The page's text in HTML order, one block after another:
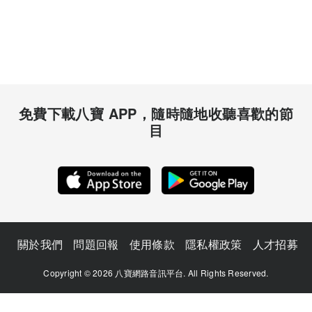
免費下載八寶 APP，隨時隨地收聽喜歡的節
目
關於我們 問題回報 使用條款 隱私權政策 人才招募
Copyright © 2026 八寶網路音訊平台. All Rights Reserved.